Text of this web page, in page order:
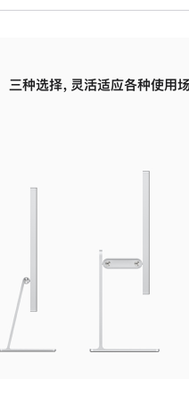
三种选择，灵活适应各种使用场